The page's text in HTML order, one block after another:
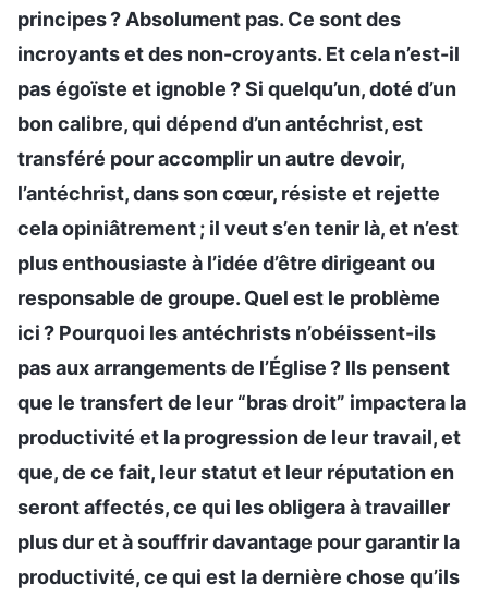
principes ? Absolument pas. Ce sont des
incroyants et des non-croyants. Et cela n’est-il
pas égoïste et ignoble ? Si quelqu’un, doté d’un
bon calibre, qui dépend d’un antéchrist, est
transféré pour accomplir un autre devoir,
l’antéchrist, dans son cœur, résiste et rejette
cela opiniâtrement ; il veut s’en tenir là, et n’est
plus enthousiaste à l’idée d’être dirigeant ou
responsable de groupe. Quel est le problème
ici ? Pourquoi les antéchrists n’obéissent-ils
pas aux arrangements de l’Église ? Ils pensent
que le transfert de leur “bras droit” impactera la
productivité et la progression de leur travail, et
que, de ce fait, leur statut et leur réputation en
seront affectés, ce qui les obligera à travailler
plus dur et à souffrir davantage pour garantir la
productivité, ce qui est la dernière chose qu’ils